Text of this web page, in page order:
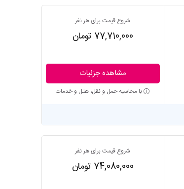
شروع قیمت برای هر نفر
77,710,000 تومان
مشاهده جزئیات
با محاسبه حمل و نقل، هتل و خدمات
شروع قیمت برای هر نفر
74,080,000 تومان